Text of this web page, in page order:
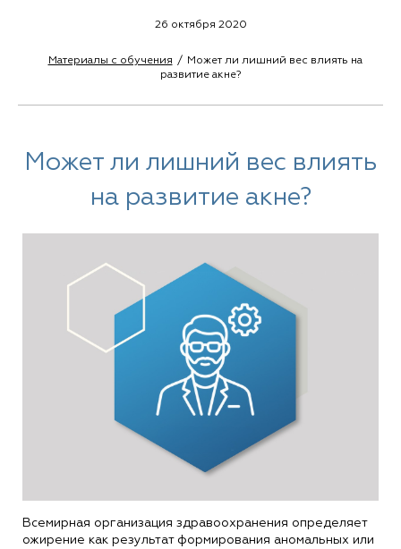
26 октября 2020
Материалы с обучения
Может ли лишний вес влиять на
развитие акне?
Может ли лишний вес влиять
на развитие акне?
Всемирная организация здравоохранения определяет
ожирение как результат формирования аномальных или